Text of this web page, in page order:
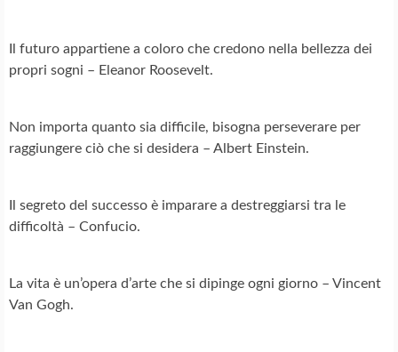
Il futuro appartiene a coloro che credono nella bellezza dei
propri sogni – Eleanor Roosevelt.
Non importa quanto sia difficile, bisogna perseverare per
raggiungere ciò che si desidera – Albert Einstein.
Il segreto del successo è imparare a destreggiarsi tra le
difficoltà – Confucio.
La vita è un’opera d’arte che si dipinge ogni giorno – Vincent
Van Gogh.